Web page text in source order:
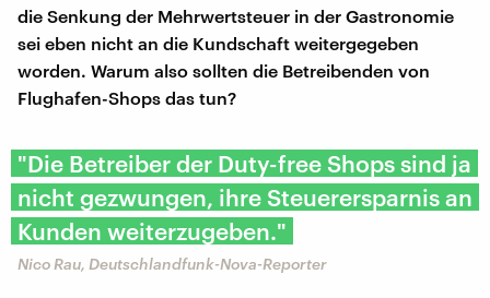
die Senkung der Mehrwertsteuer in der Gastronomie
sei eben nicht an die Kundschaft weitergegeben
worden. Warum also sollten die Betreibenden von
Flughafen-Shops das tun?
"Die Betreiber der Duty-free Shops sind ja
nicht gezwungen, ihre Steuerersparnis an
Kunden weiterzugeben."
Nico Rau, Deutschlandfunk-Nova-Reporter